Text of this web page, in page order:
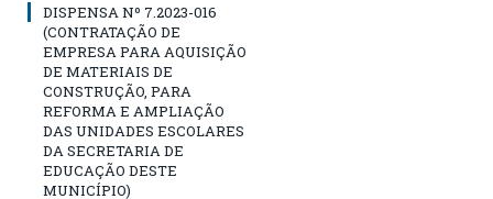
DISPENSA Nº 7.2023-016
(CONTRATAÇÃO DE
EMPRESA PARA AQUISIÇÃO
DE MATERIAIS DE
CONSTRUÇÃO, PARA
REFORMA E AMPLIAÇÃO
DAS UNIDADES ESCOLARES
DA SECRETARIA DE
EDUCAÇÃO DESTE
MUNICÍPIO)